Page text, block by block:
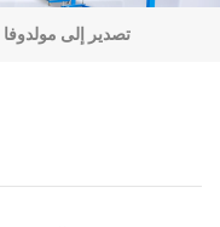
تصدير إلى مولدوفا